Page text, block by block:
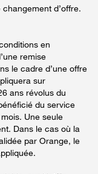
d’offre.
en
remise
le cadre d’une offre
sur
ans révolus du
du service
Une seule
Dans le cas où la
par Orange, le